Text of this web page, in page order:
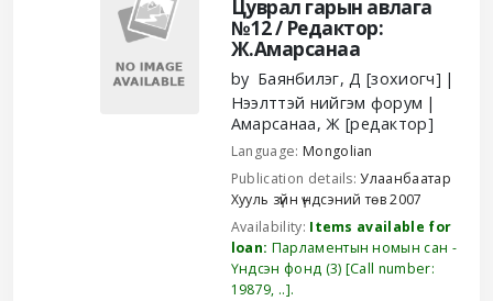
Цуврал гарын авлага
№12 / Редактор:
Ж.Амарсанаа
by Баянбилэг, Д [зохиогч]
Нээлттэй нийгэм форум
Амарсанаа, Ж [редактор]
Language: Mongolian
Publication details:Улаанбаатар
Хууль зүйн үндсэний төв 2007
Availability: Items available for
loan: Парламентын номын сан -
Үндсэн фонд (3) Call number:
19879, .. .